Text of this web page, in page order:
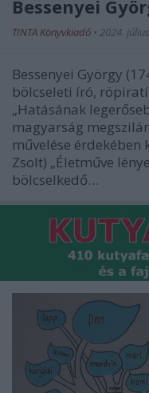
Bessenyei
TINTA Könyvkiadó • 2024.
Bessenyei György
bölcseleti író,
„Hatásának
magyarság
művelése érdekében
Zsolt) „Életműve
bölcselkedő…